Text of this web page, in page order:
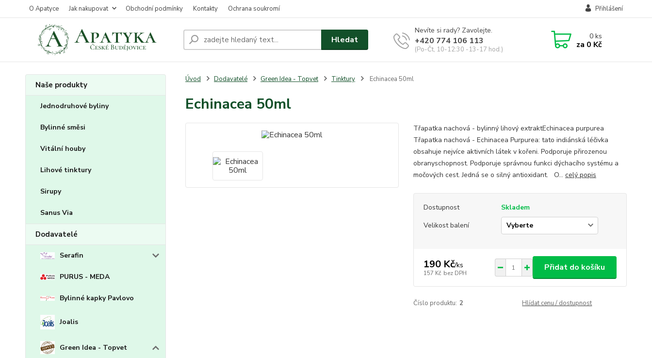
O Apatyce Jak nakupovat Obchodní podmínky Kontakty Ochrana soukromí Přihlášení
Hledat
Nevíte si rady? Zavolejte.
+420 774 106 113
(Po-Čt, 10-12:30 -13-17 hod.)
0ks
za 0 Kč
Naše produkty
Jednodruhové byliny
Bylinné směsi
Vitální houby
Lihové tinktury
Sirupy
Sanus Via
Dodavatelé
Serafin
PURUS - MEDA
Bylinné kapky Pavlovo
Joalis
Green Idea - Topvet
Úvod Dodavatelé Green Idea - Topvet Tinktury Echinacea 50ml
Echinacea 50ml
Třapatka nachová - bylinný lihový extraktEchinacea purpurea
Třapatka nachová - Echinacea Purpurea: tato indiánská léčivka
obsahuje nejvíce aktivních látek v kořeni. Podporuje přirozenou
obranyschopnost. Podporuje správnou funkci dýchacího systému a
močových cest. Jedná se o silný antioxidant. O... celý popis
Dostupnost
Skladem
Velikost balení
190 Kč/ks
157 Kč bez DPH
Přidat do košíku
Číslo produktu: 2 Hlídat cenu / dostupnost